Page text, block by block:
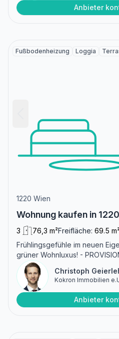
Anbieter
Fußbodenheizung Loggia
1220 Wien
Wohnung kaufen in
3 76,3 m²Freifläche: 69.5 m²
Frühlingsgefühle im neuen
grüner Wohnluxus! -
Christoph
Kokron Immobilien
Anbieter